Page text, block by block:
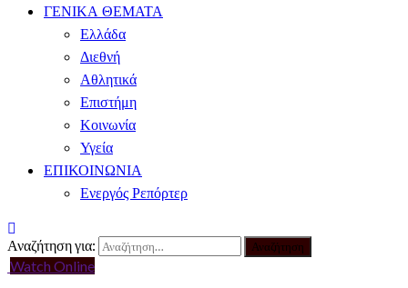
ΓΕΝΙΚΑ ΘΕΜΑΤΑ
Ελλάδα
Διεθνή
Αθλητικά
Επιστήμη
Κοινωνία
Υγεία
ΕΠΙΚΟΙΝΩΝΙΑ
Ενεργός Ρεπόρτερ
Αναζήτηση για:
Watch Online